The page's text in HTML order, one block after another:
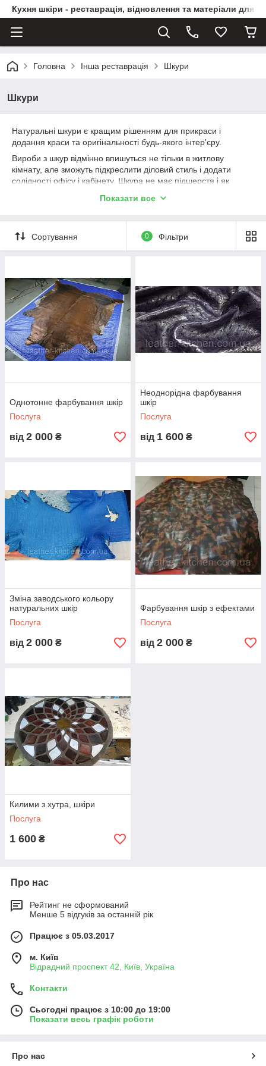
Кухня шкіри - реставрація, відновлення та матеріали для
Головна Інша реставрація Шкури
Шкури
Натуральні шкури є кращим рішенням для прикраси і
додання краси та оригінальності будь-якого інтер'єру.
Вироби з шкур відмінно впишуться не тільки в житлову
кімнату, але зможуть підкреслити діловий стиль і додати
солідності офісу і кабінету. Шкура не має підшерстя і як
людей, які страждають від алергії. Шкура практична і
Показати все
Сортування 0 Фільтри
Однотонне фарбування шкір
Послуга
від 2 000 ₴
Неоднорідна фарбування
шкір
Послуга
від 1 600 ₴
Зміна заводського кольору
натуральних шкір
Послуга
від 2 000 ₴
Фарбування шкір з ефектами
Послуга
від 2 000 ₴
Килими з хутра, шкіри
Послуга
1 600 ₴
Про нас
Рейтинг не сформований
Менше 5 відгуків за останній рік
Працює з 05.03.2017
м. Київ
Відрадний проспект 42, Київ, Україна
Контакти
Сьогодні працює з 10:00 до 19:00
Показати весь графік роботи
Про нас